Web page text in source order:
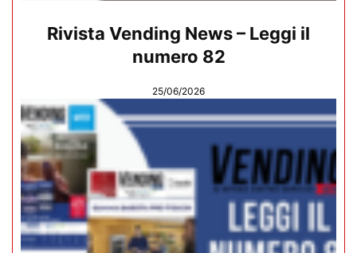
Rivista Vending News – Leggi il
numero 82
25/06/2026